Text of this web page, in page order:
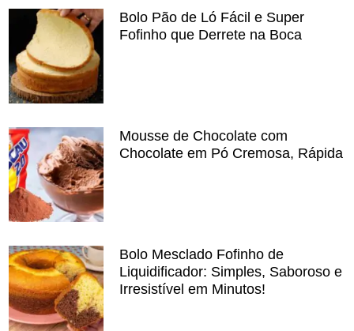
Bolo Pão de Ló Fácil e Super
Fofinho que Derrete na Boca
Mousse de Chocolate com
Chocolate em Pó Cremosa, Rápida
Bolo Mesclado Fofinho de
Liquidificador: Simples, Saboroso e
Irresistível em Minutos!